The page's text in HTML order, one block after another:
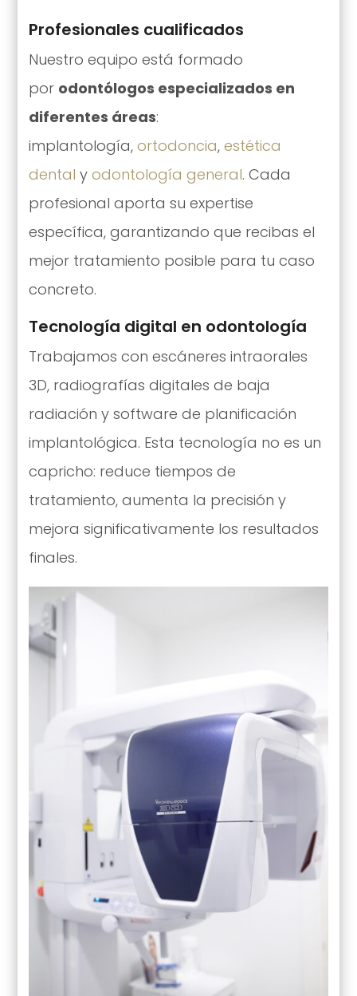
Profesionales cualificados
Nuestro equipo está formado
por odontólogos especializados en
diferentes áreas:
implantología, ortodoncia, estética
dental y odontología general. Cada
profesional aporta su expertise
específica, garantizando que recibas el
mejor tratamiento posible para tu caso
concreto.
Tecnología digital en odontología
Trabajamos con escáneres intraorales
3D, radiografías digitales de baja
radiación y software de planificación
implantológica. Esta tecnología no es un
capricho: reduce tiempos de
tratamiento, aumenta la precisión y
mejora significativamente los resultados
finales.